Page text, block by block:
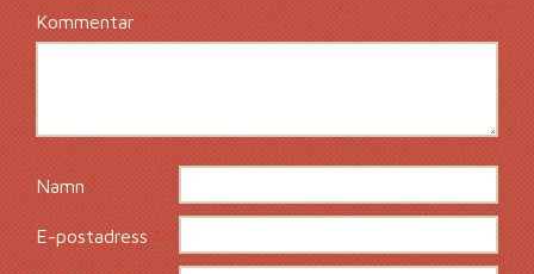
Kommentar*
Namn*
E-postadress*